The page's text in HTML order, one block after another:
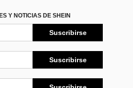
Y NOTICIAS DE SHEIN
Suscribirse
Suscribirse